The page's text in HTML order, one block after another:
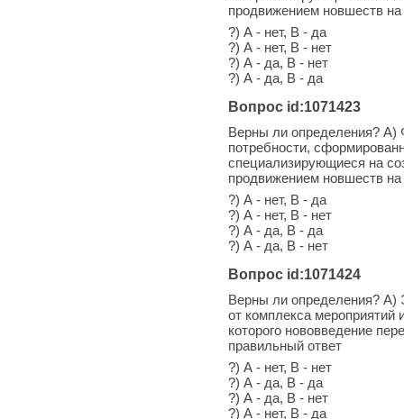
продвижением новшеств
?) А - нет, В - да
?) А - нет, В - нет
?) А - да, В - нет
?) А - да, В - да
Вопрос id:1071423
Верны ли определения? А)
потребности,
специализирующиеся на
продвижением новшеств
?) А - нет, В - да
?) А - нет, В - нет
?) А - да, В - да
?) А - да, В - нет
Вопрос id:1071424
Верны ли определения? А)
от комплекса
которого нововведение
правильный ответ
?) А - нет, В - нет
?) А - да, В - да
?) А - да, В - нет
?) А - нет, В - да